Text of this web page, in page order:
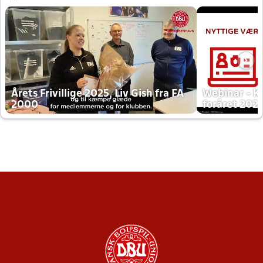
Årets Frivillige 2025, Liv Gish fra FA
2000
Webinar -
foråret